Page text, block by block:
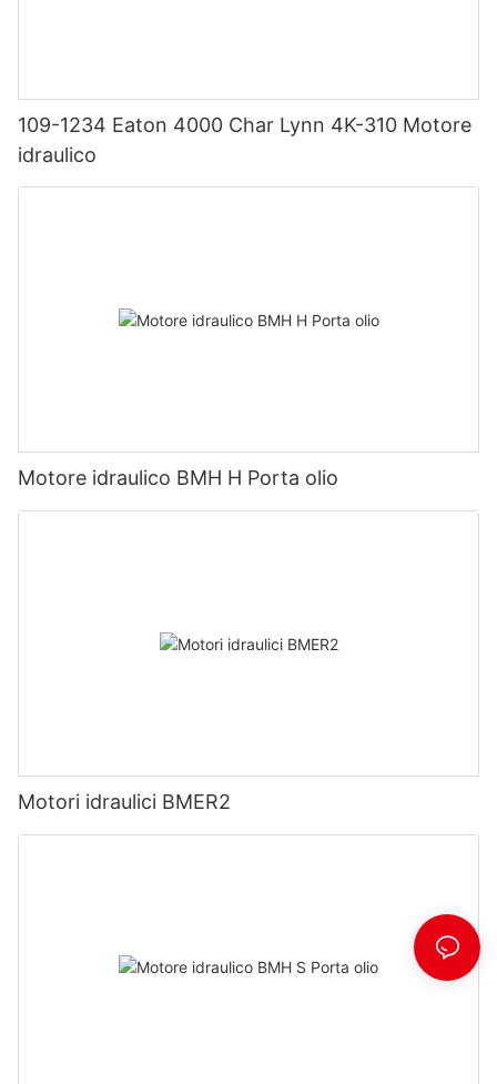
109-1234 Eaton 4000 Char Lynn 4K-310 Motore
idraulico
Motore idraulico BMH H Porta olio
Motori idraulici BMER2